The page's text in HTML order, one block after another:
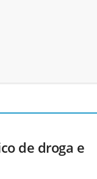
de droga e